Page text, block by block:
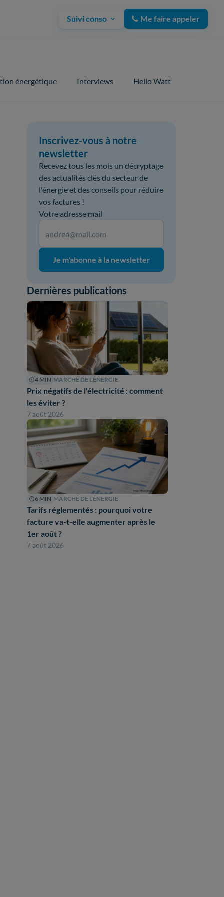
Suivi conso Me faire appeler
énergétique Interviews Hello Watt
Inscrivez-vous à notre
newsletter
Recevez tous les mois un décryptage
des actualités clés du secteur de
l'énergie et des conseils pour réduire
vos factures !
Votre adresse mail
Je m'abonne à la newsletter
Dernières publications
4 MIN MARCHÉ DE L'ÉNERGIE
Prix négatifs de l'électricité : comment
les éviter ?
7 août 2026
6 MIN MARCHÉ DE L'ÉNERGIE
Tarifs réglementés : pourquoi votre
facture va-t-elle augmenter après le
1er août ?
7 août 2026